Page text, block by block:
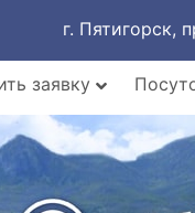
г. Пятигорск,
заявку